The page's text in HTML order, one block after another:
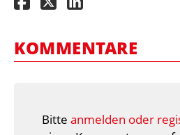
KOMMENTARE
Bitte anmelden oder